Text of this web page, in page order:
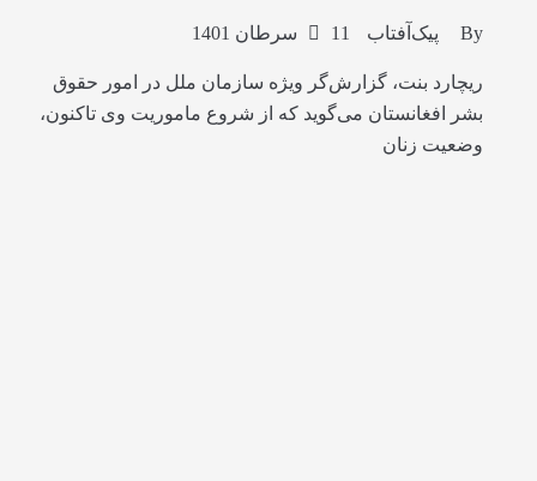
By پیک‌آفتاب 11 سرطان 1401
ریچارد بنت، گزارش‌گر ویژه سازمان ملل در امور حقوق
بشر افغانستان می‌گوید که از شروع ماموریت وی تاکنون،
وضعیت زنان